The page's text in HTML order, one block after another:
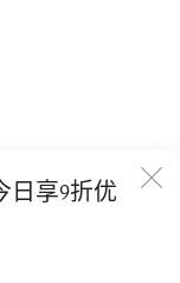
享9折优